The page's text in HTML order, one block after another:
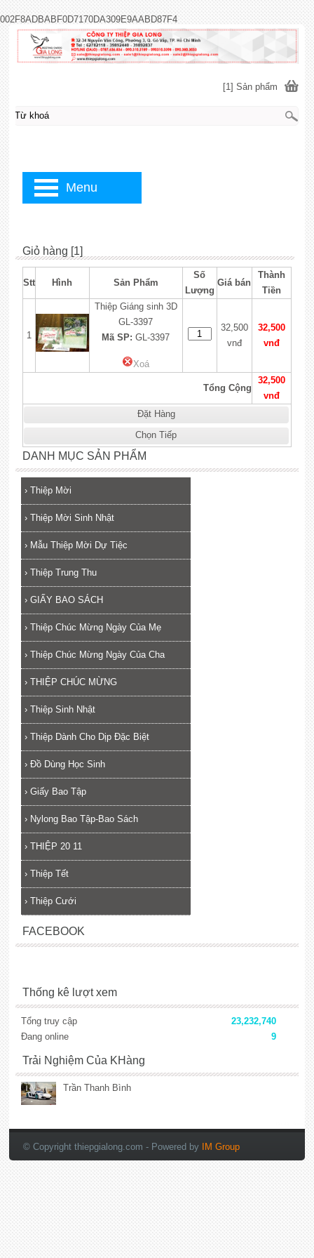
002F8ADBABF0D7170DA309E9AABD87F4
Giỏ hàng [1]
Stt Hình Sản Phẩm
Số
Lượng
Giá bán
Thành
Tiền
1
Thiệp Giáng sinh 3D
GL-3397
Mã SP: GL-3397
Xoá
32,500
vnđ
32,500
vnđ
Tổng Cộng
32,500
vnđ
Đặt Hàng
Chọn Tiếp
DANH MỤC SẢN PHẨM
› Thiệp Mời
› Thiệp Mời Sinh Nhật
› Mẫu Thiệp Mời Dự Tiệc
› Thiệp Trung Thu
› GIẤY BAO SÁCH
› Thiệp Chúc Mừng Ngày Của Mẹ
› Thiệp Chúc Mừng Ngày Của Cha
› THIỆP CHÚC MỪNG
› Thiệp Sinh Nhật
› Thiệp Dành Cho Dịp Đặc Biệt
› Đồ Dùng Học Sinh
› Giấy Bao Tập
› Nylong Bao Tập-Bao Sách
› THIỆP 20 11
› Thiệp Tết
› Thiệp Cưới
FACEBOOK
Thống kê lượt xem
Tổng truy cập
23,232,740
Đang online
9
Trải Nghiệm Của KHàng
Trần Thanh Bình
[1] Sản phẩm
Menu
© Copyright thiepgialong.com - Powered by IM Group